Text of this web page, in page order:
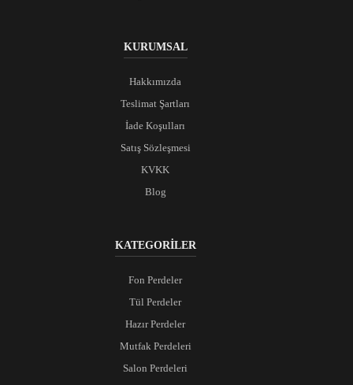
KURUMSAL
Hakkımızda
Teslimat Şartları
İade Koşulları
Satış Sözleşmesi
KVKK
Blog
KATEGORİLER
Fon Perdeler
Tül Perdeler
Hazır Perdeler
Mutfak Perdeleri
Salon Perdeleri